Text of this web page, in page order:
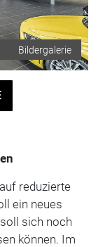
Bildergalerie
reduzierte
ein neues
sich noch
können. Im